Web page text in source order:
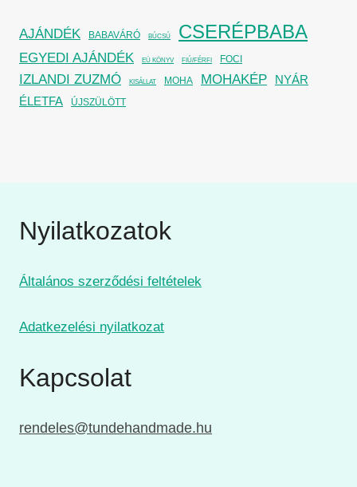
AJÁNDÉK BABAVÁRÓ BÚCSÚ CSERÉPBABA
EGYEDI AJÁNDÉK EÜ KÖNYV FIÚ/FÉRFI FOCI
IZLANDI ZUZMÓ KISÁLLAT MOHA MOHAKÉP
NYÁR
ÉLETFA
ÚJSZÜLÖTT
Nyilatkozatok
Általános szerződési feltételek
Adatkezelési nyilatkozat
Kapcsolat
rendeles@tundehandmade.hu